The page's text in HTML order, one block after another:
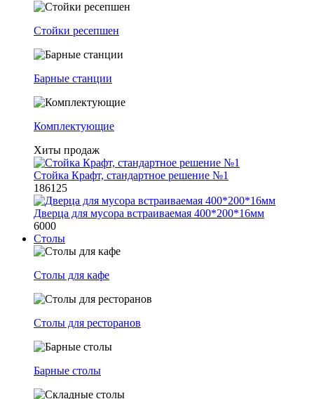
Стойки ресепшен
Барные станции
Комплектующие
Хиты продаж
Стойка Крафт, стандартное решение №1
186125
Дверца для мусора встраиваемая 400*200*16мм
6000
Столы
Столы для кафе
Столы для ресторанов
Барные столы